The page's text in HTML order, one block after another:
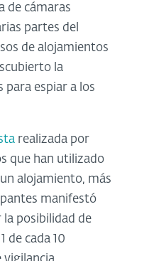
de cámaras
partes del
de alojamientos
la
para espiar a los
realizada por
que han utilizado
alojamiento, más
manifestó
posibilidad de
de cada 10